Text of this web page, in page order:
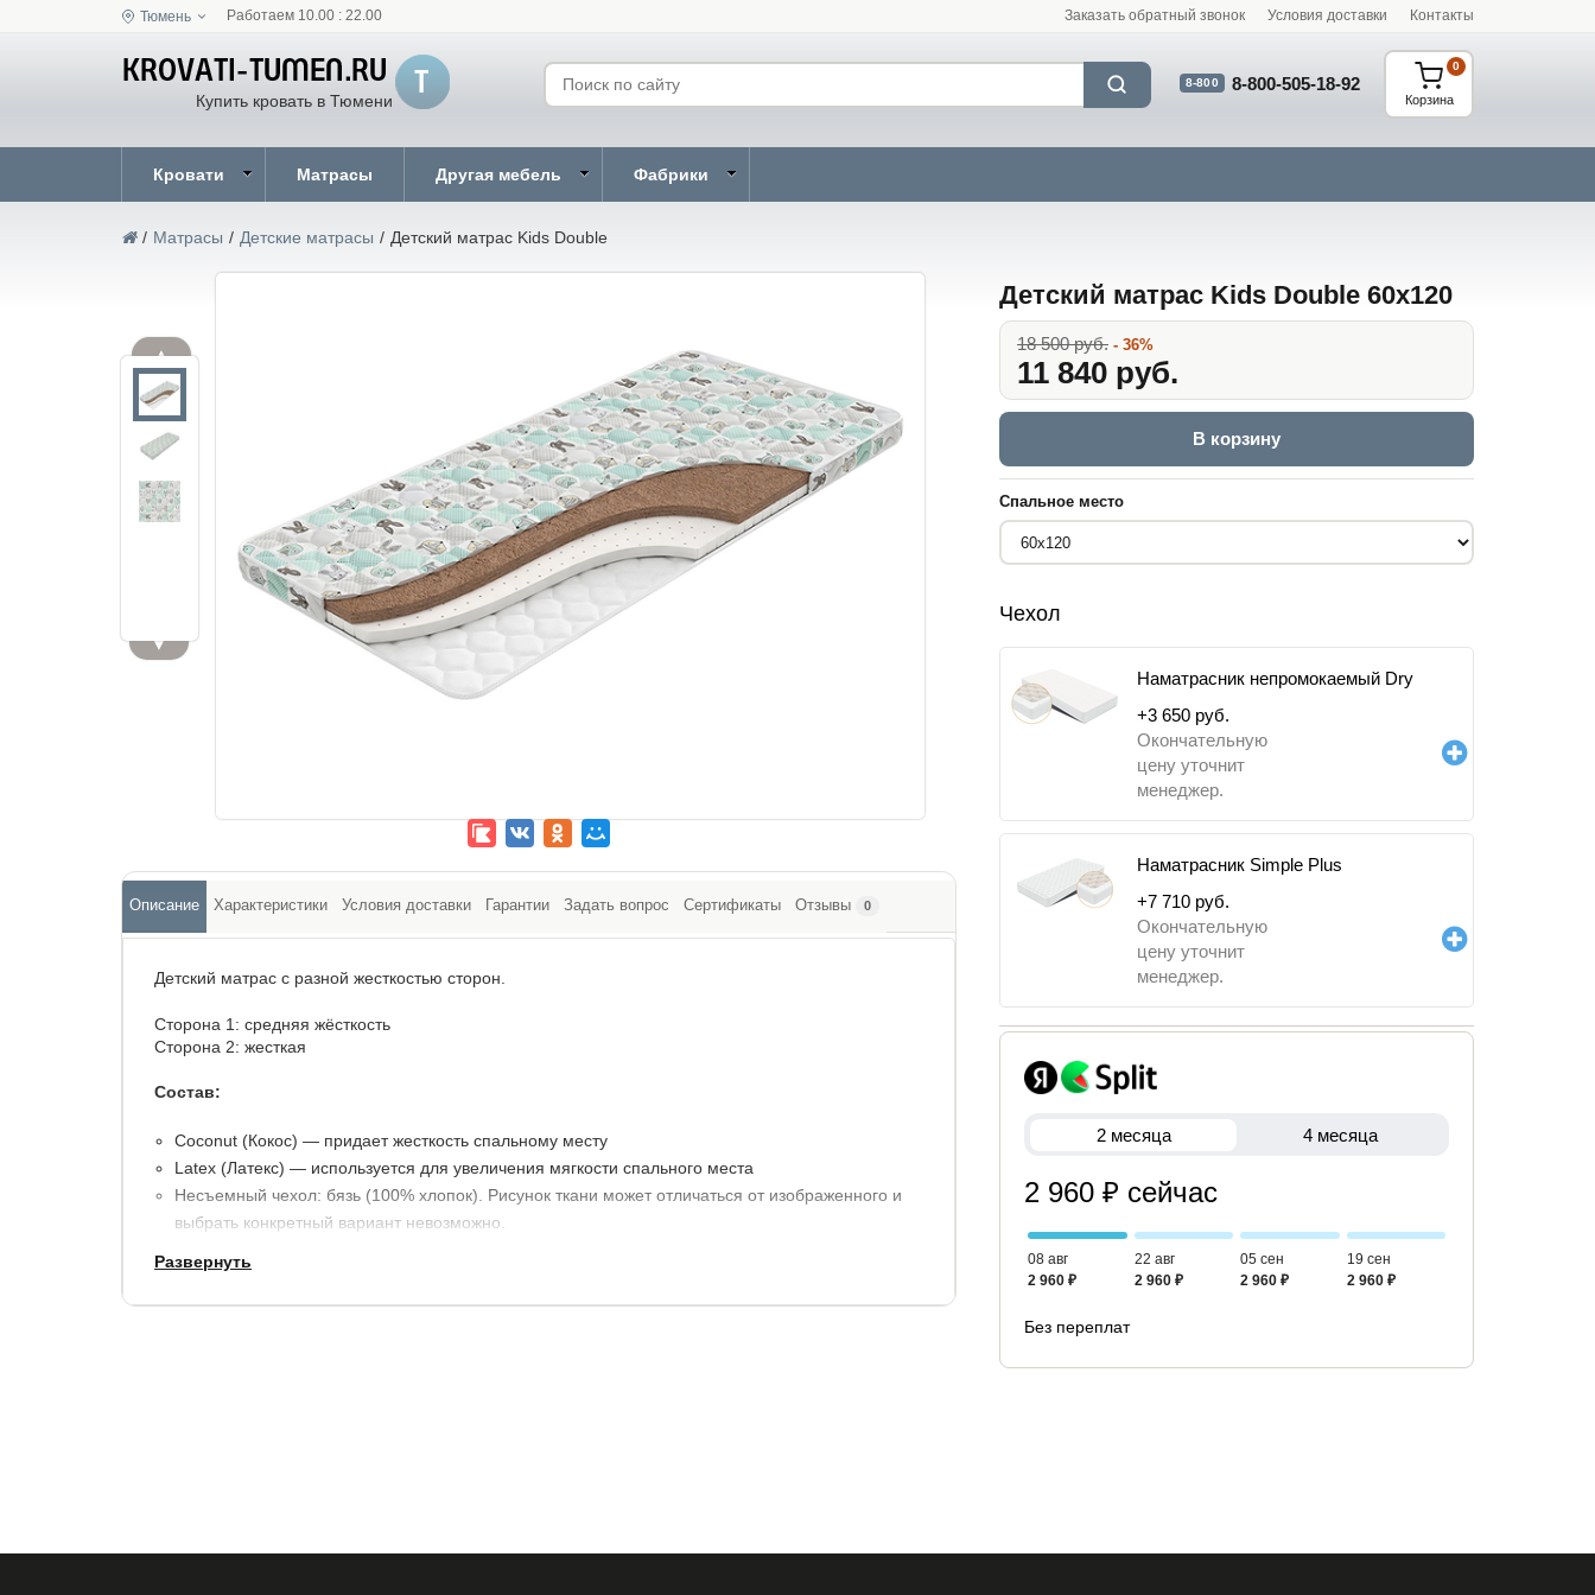
Тюмень Работаем 10.00 : 22.00 Заказать обратный звонок Условия доставки Контакты
Купить кровать в Тюмени
8-800 8-800-505-18-92
Корзина
0
Кровати Матрасы Другая мебель Фабрики
/ Матрасы / Детские матрасы / Детский матрас Kids Double
▲
▼
Детский матрас Kids Double 60x120
18 500 руб. - 36%
11 840 руб.
В корзину
Спальное место
Чехол
Наматрасник непромокаемый Dry
+3 650 руб.
Окончательную
цену уточнит
менеджер.
Наматрасник Simple Plus
+7 710 руб.
Окончательную
цену уточнит
менеджер.
2 месяца 4 месяца
2 960 ₽ сейчас
08 авг
2 960 ₽
22 авг
2 960 ₽
05 сен
2 960 ₽
19 сен
2 960 ₽
Без переплат
Описание Характеристики Условия доставки Гарантии Задать вопрос Сертификаты Отзывы 0
Детский матрас с разной жесткостью сторон.
Сторона 1: средняя жёсткость
Сторона 2: жесткая
Состав:
Coconut (Кокос) — придает жесткость спальному месту
Latex (Латекс) — используется для увеличения мягкости спального места
Несъемный чехол: бязь (100% хлопок). Рисунок ткани может отличаться от изображенного и
выбрать конкретный вариант невозможно.
Высота: 7 см.
Максимальная нагрузка на спальное место: 70 кг.
Развернуть